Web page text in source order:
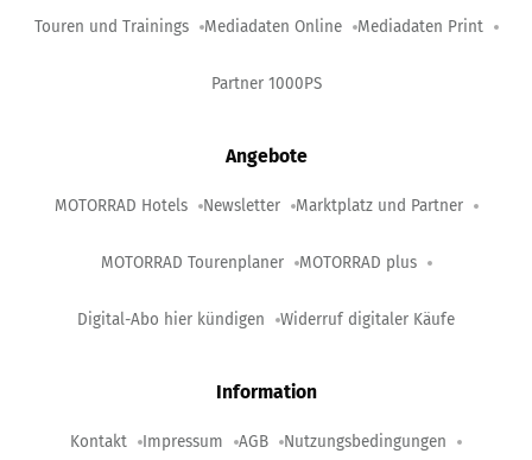
Touren und Trainings Mediadaten Online Mediadaten Print
Partner 1000PS
Angebote
MOTORRAD Hotels Newsletter Marktplatz und Partner
MOTORRAD Tourenplaner MOTORRAD plus
Digital-Abo hier kündigen Widerruf digitaler Käufe
Information
Kontakt Impressum AGB Nutzungsbedingungen